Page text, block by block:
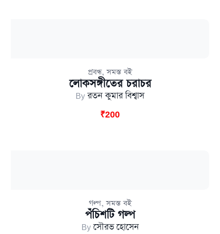
প্রবন্ধ,সমস্ত বই
লোকসঙ্গীতের চরাচর
Byরতন কুমার বিশ্বাস
₹200
গল্প,সমস্ত বই
পঁচিশটি গল্প
Byসৌরভ হোসেন